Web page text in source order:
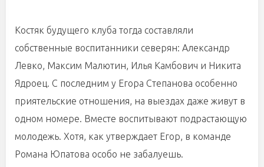
Костяк будущего клуба тогда составляли
собственные воспитанники северян: Александр
Левко, Максим Малютин, Илья Камбович и Никита
Ядроец. С последним у Егора Степанова особенно
приятельские отношения, на выездах даже живут в
одном номере. Вместе воспитывают подрастающую
молодежь. Хотя, как утверждает Егор, в команде
Романа Юпатова особо не забалуешь.